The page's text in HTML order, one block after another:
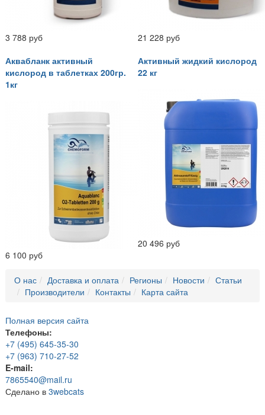
3 788 руб
21 228 руб
Аквабланк активный
кислород в таблетках 200гр.
1кг
6 100 руб
Активный жидкий кислород
22 кг
20 496 руб
О нас Доставка и оплата Регионы Новости
Статьи
Производители
Контакты Карта сайта
Полная версия сайта
Телефоны:
+7 (495) 645-35-30
+7 (963) 710-27-52
E-mail:
7865540@mail.ru
Сделано в 3webcats